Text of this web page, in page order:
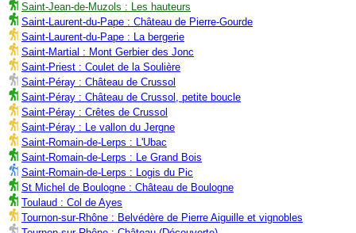
Saint-Jean-de-Muzols : Les hauteurs
Saint-Laurent-du-Pape : Château de Pierre-Gourde
Saint-Laurent-du-Pape : La bergerie
Saint-Martial : Mont Gerbier des Jonc
Saint-Priest : Coulet de la Soulière
Saint-Péray : Château de Crussol
Saint-Péray : Château de Crussol, petite boucle
Saint-Péray : Crêtes de Crussol
Saint-Péray : Le vallon du Jergne
Saint-Romain-de-Lerps : L'Ubac
Saint-Romain-de-Lerps : Le Grand Bois
Saint-Romain-de-Lerps : Logis du Pic
St Michel de Boulogne : Château de Boulogne
Toulaud : Col de Ayes
Tournon-sur-Rhône : Belvédère de Pierre Aiguille et vignobles